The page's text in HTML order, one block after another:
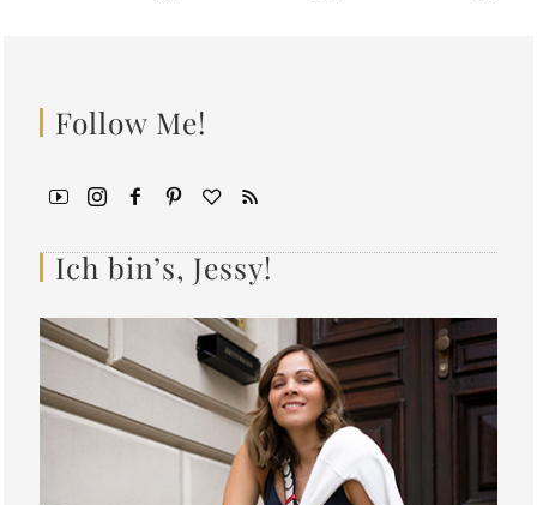
Follow Me!
Ich bin’s, Jessy!